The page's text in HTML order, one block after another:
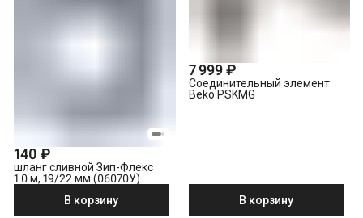
140 ₽
шланг сливной Зип-Флекс
1.0 м, 19/22 мм (06070У)
В корзину
7 999 ₽
Соединительный элемент
Beko PSKMG
В корзину